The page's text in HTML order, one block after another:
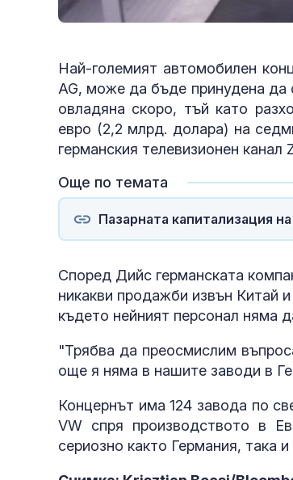
Най-големият автомобилен
AG, може да бъде принудена да
овладяна скоро, тъй като
евро (2,2 млрд. долара) на
германския телевизионен канал
Още по темата
Пазарната капитализация
Според Дийс германската
никакви продажби извън Китай
където нейният персонал няма
"Трябва да преосмислим
още я няма в нашите заводи в
Концернът има 124 завода по
VW спря производството в
сериозно както Германия, така